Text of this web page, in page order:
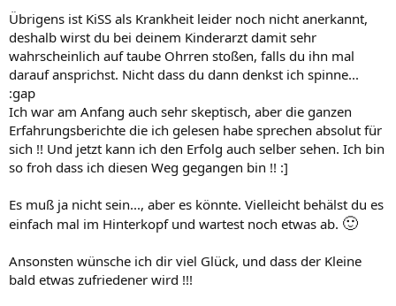
Übrigens ist KiSS als Krankheit leider noch nicht anerkannt,
deshalb wirst du bei deinem Kinderarzt damit sehr
wahrscheinlich auf taube Ohrren stoßen, falls du ihn mal
darauf ansprichst. Nicht dass du dann denkst ich spinne...
:gap
Ich war am Anfang auch sehr skeptisch, aber die ganzen
Erfahrungsberichte die ich gelesen habe sprechen absolut für
sich !! Und jetzt kann ich den Erfolg auch selber sehen. Ich bin
so froh dass ich diesen Weg gegangen bin !! :]
Es muß ja nicht sein..., aber es könnte. Vielleicht behälst du es
einfach mal im Hinterkopf und wartest noch etwas ab. 🙂
Ansonsten wünsche ich dir viel Glück, und dass der Kleine
bald etwas zufriedener wird !!!